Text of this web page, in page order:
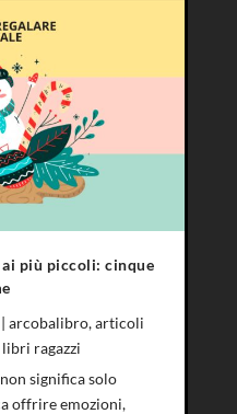
più piccoli: cinque
| arcobalibro,articoli
libri ragazzi
significa solo
offrire emozioni,